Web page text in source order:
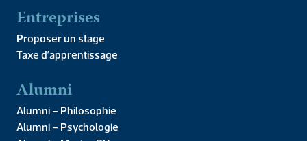
Entreprises
Proposer un stage
Taxe d’apprentissage
Alumni
Alumni – Philosophie
Alumni – Psychologie
AJOUTER AU PANIER
Description